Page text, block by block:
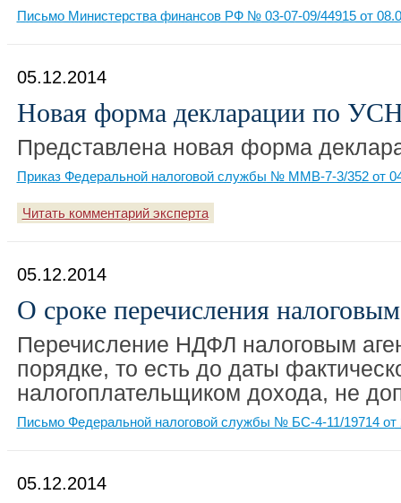
Письмо Министерства финансов РФ № 03-07-09/44915 от
05.12.2014
Новая форма декларации по
Представлена новая форма
Приказ Федеральной налоговой службы № ММВ-7-3/352 от
Читать комментарий эксперта
05.12.2014
О сроке перечисления
Перечисление НДФЛ налоговым
порядке, то есть до даты
налогоплательщиком дохода, не
Письмо Федеральной налоговой службы № БС-4-11/19714 от
05.12.2014